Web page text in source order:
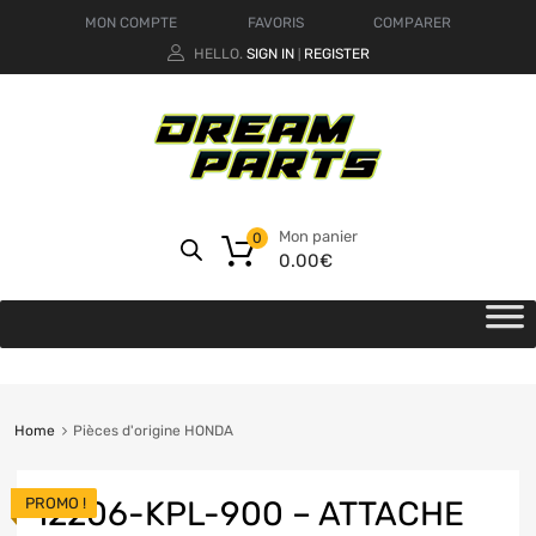
MON COMPTE FAVORIS
COMPARER
HELLO. SIGN IN REGISTER
Mon panier
0.00€
0
Home Pièces d'origine HONDA
12206-KPL-900 – ATTACHE
PROMO !